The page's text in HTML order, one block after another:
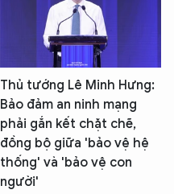
Thủ tướng Lê Minh Hưng:
Bảo đảm an ninh mạng
phải gắn kết chặt chẽ,
đồng bộ giữa 'bảo vệ hệ
thống' và 'bảo vệ con
người'